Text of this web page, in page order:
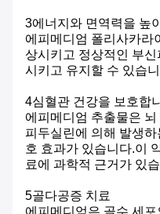
3에너지와 면역력을 높
에피메디엄 폴리사카라
상시키고 정상적인 부
시키고 유지할 수 있습
4심혈관 건강을 보호합
에피메디엄 추출물은
피두실린에 의해 발생
호 효과가 있습니다.이
료에 과학적 근거가 있
5골다공증 치료